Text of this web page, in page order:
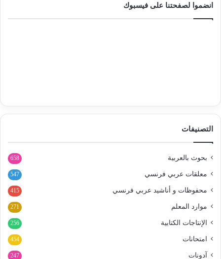
انضموا لصفحتنا على فيسبوك
التصنيفات
بحوث بالعربية 658
معلقات عربي فرنسي 547
محفوظات و أناشيد عربي فرنسي 415
موارد المعلم 271
الإنتاجات الكتابية 256
امتحانات 454
آدونات 247